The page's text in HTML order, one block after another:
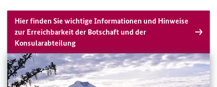
Hier finden Sie wichtige Informationen und Hinweise
zur Erreichbarkeit der Botschaft und der
Konsularabteilung